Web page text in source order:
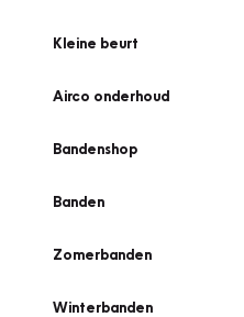
Kleine beurt
Airco onderhoud
Bandenshop
Banden
Zomerbanden
Winterbanden